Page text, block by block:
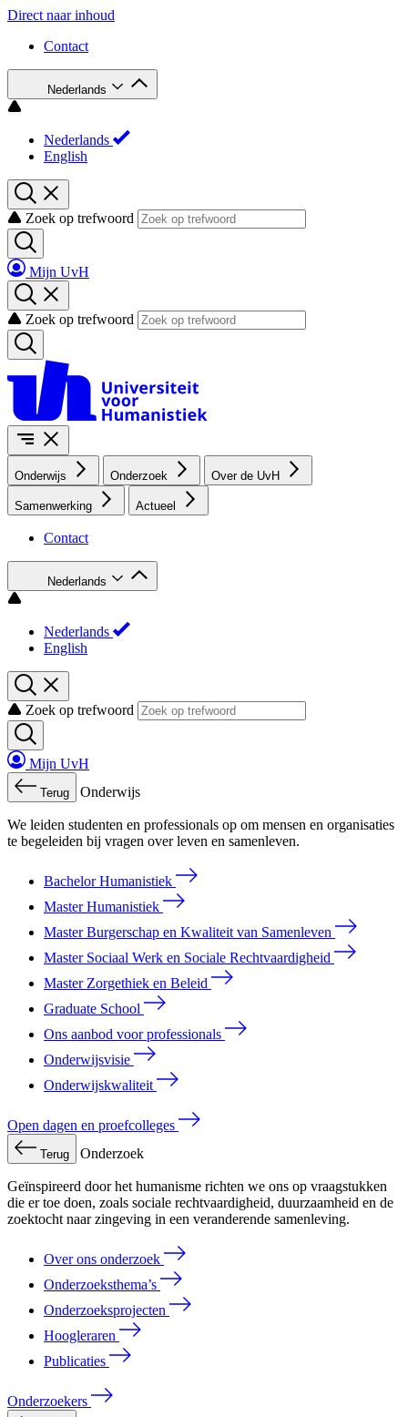
Direct naar inhoud
Contact
Nederlands
Nederlands
English
Zoek op trefwoord
Mijn UvH
Zoek op trefwoord
Onderwijs Onderzoek Over de UvH
Samenwerking Actueel
Contact
Nederlands
Nederlands
English
Zoek op trefwoord
Mijn UvH
Terug Onderwijs
We leiden studenten en professionals op om mensen en organisaties
te begeleiden bij vragen over leven en samenleven.
Bachelor Humanistiek
Master Humanistiek
Master Burgerschap en Kwaliteit van Samenleven
Master Sociaal Werk en Sociale Rechtvaardigheid
Master Zorgethiek en Beleid
Graduate School
Ons aanbod voor professionals
Onderwijsvisie
Onderwijskwaliteit
Open dagen en proefcolleges
Terug Onderzoek
Geïnspireerd door het humanisme richten we ons op vraagstukken
die er toe doen, zoals sociale rechtvaardigheid, duurzaamheid en de
zoektocht naar zingeving in een veranderende samenleving.
Over ons onderzoek
Onderzoeksthema’s
Onderzoeksprojecten
Hoogleraren
Publicaties
Onderzoekers